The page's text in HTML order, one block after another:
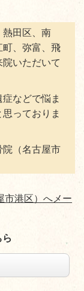
熱田区、南
町、弥富、飛
いただいて
などで悩ま
っておりま
院（名古屋市
市港区）へメー